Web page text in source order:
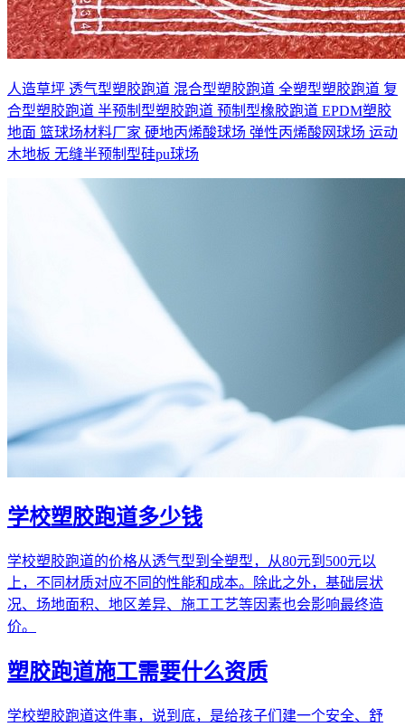
人造草坪 透气型塑胶跑道 混合型塑胶跑道 全塑型塑胶跑道 复
合型塑胶跑道 半预制型塑胶跑道 预制型橡胶跑道 EPDM塑胶
地面 篮球场材料厂家 硬地丙烯酸球场 弹性丙烯酸网球场 运动
木地板 无缝半预制型硅pu球场
学校塑胶跑道多少钱
学校塑胶跑道的价格从透气型到全塑型，从80元到500元以
上，不同材质对应不同的性能和成本。除此之外，基础层状
况、场地面积、地区差异、施工工艺等因素也会影响最终造
价。
塑胶跑道施工需要什么资质
学校塑胶跑道这件事，说到底，是给孩子们建一个安全、舒